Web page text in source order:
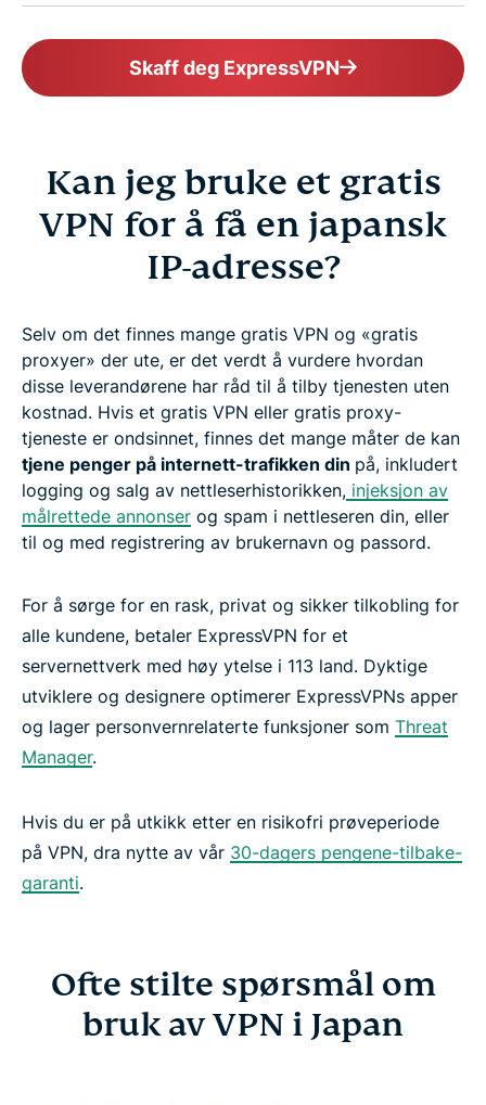
Skaff deg ExpressVPN
Kan jeg bruke et gratis
VPN for å få en japansk
IP-adresse?
Selv om det finnes mange gratis VPN og «gratis
proxyer» der ute, er det verdt å vurdere hvordan
disse leverandørene har råd til å tilby tjenesten uten
kostnad. Hvis et gratis VPN eller gratis proxy-
tjeneste er ondsinnet, finnes det mange måter de kan
tjene penger på internett-trafikken din på, inkludert
logging og salg av nettleserhistorikken, injeksjon av
målrettede annonser og spam i nettleseren din, eller
til og med registrering av brukernavn og passord.
For å sørge for en rask, privat og sikker tilkobling for
alle kundene, betaler ExpressVPN for et
servernettverk med høy ytelse i 113 land. Dyktige
utviklere og designere optimerer ExpressVPNs apper
og lager personvernrelaterte funksjoner som Threat
Manager.
Hvis du er på utkikk etter en risikofri prøveperiode
på VPN, dra nytte av vår 30-dagers pengene-tilbake-
garanti.
Ofte stilte spørsmål om
bruk av VPN i Japan